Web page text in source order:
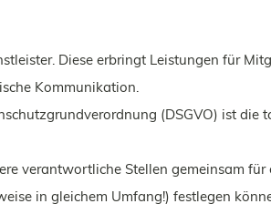
Diese erbringt Leistungen für
Kommunikation.
(DSGVO) ist
verantwortliche Stellen gemeinsam
in gleichem Umfang!) festlegen